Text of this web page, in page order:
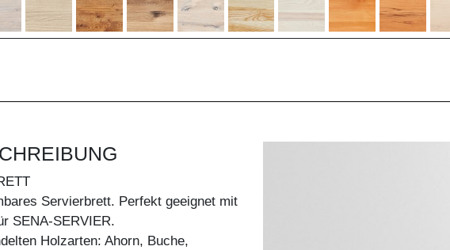
Servierbrett. Perfekt geeignet mit
SENA-SERVIER.
Holzarten: Ahorn, Buche,